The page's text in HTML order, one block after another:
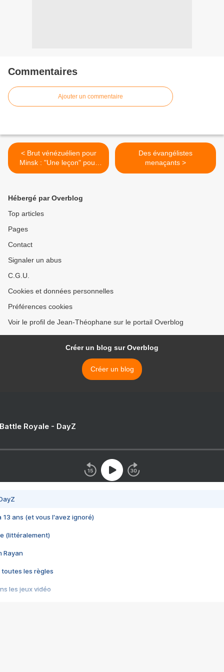
Commentaires
Ajouter un commentaire
< Brut vénézuélien pour
Minsk : "Une leçon" pour
Moscou (Loukachenko)
Des évangélistes
menaçants >
Hébergé par Overblog
Top articles
Pages
Contact
Signaler un abus
C.G.U.
Cookies et données personnelles
Préférences cookies
Voir le profil de Jean-Théophane sur le portail Overblog
Créer un blog sur Overblog
Créer un blog
Royale - DayZ
13 ans (et vous l'avez ignoré)
(littéralement)
Rayan
toutes les règles
les jeux vidéo